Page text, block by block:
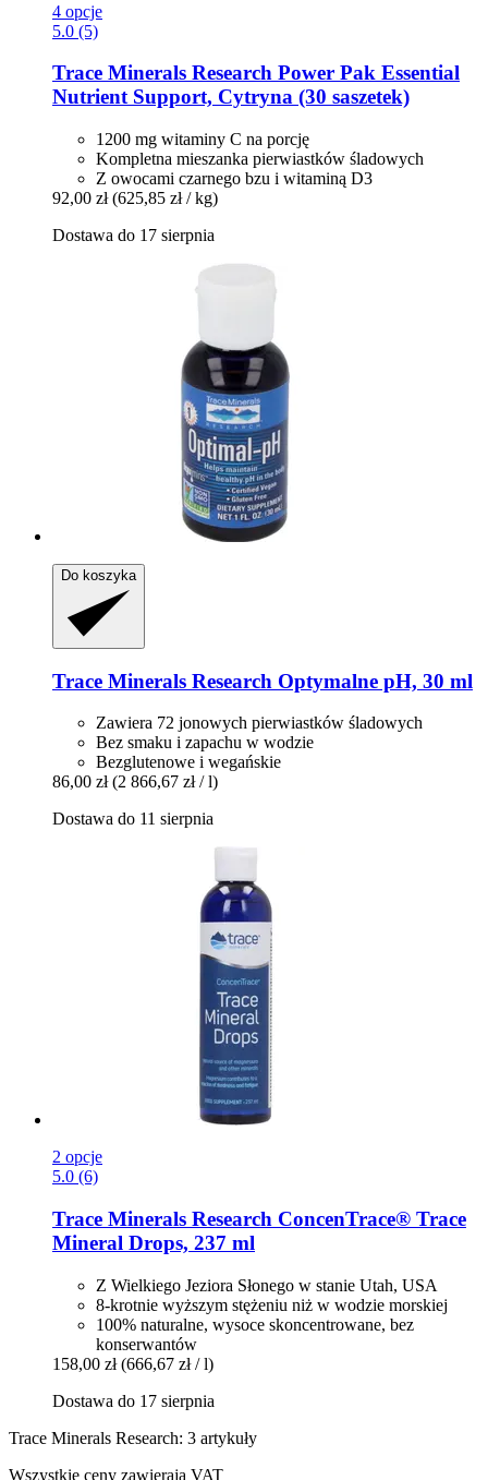
4 opcje
5.0 (5)
Trace Minerals Research Power Pak Essential
Nutrient Support, Cytryna (30 saszetek)
1200 mg witaminy C na porcję
Kompletna mieszanka pierwiastków śladowych
Z owocami czarnego bzu i witaminą D3
92,00 zł (625,85 zł / kg)
Dostawa do 17 sierpnia
Do koszyka
Trace Minerals Research Optymalne pH, 30 ml
Zawiera 72 jonowych pierwiastków śladowych
Bez smaku i zapachu w wodzie
Bezglutenowe i wegańskie
86,00 zł (2 866,67 zł / l)
Dostawa do 11 sierpnia
2 opcje
5.0 (6)
Trace Minerals Research ConcenTrace® Trace
Mineral Drops, 237 ml
Z Wielkiego Jeziora Słonego w stanie Utah, USA
8-krotnie wyższym stężeniu niż w wodzie morskiej
100% naturalne, wysoce skoncentrowane, bez
konserwantów
158,00 zł (666,67 zł / l)
Dostawa do 17 sierpnia
Trace Minerals Research: 3 artykuły
Wszystkie ceny zawierają VAT